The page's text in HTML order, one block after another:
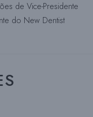
de Vice-Presidente
do New Dentist